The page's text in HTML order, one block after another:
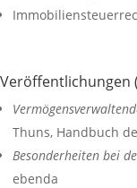
Veröffentlichungen
Thuns, Handbuch
Besonderheiten bei
ebenda